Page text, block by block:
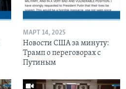
МАРТ 14, 2025
Новости США за минуту:
Трамп о переговорах с
Путиным